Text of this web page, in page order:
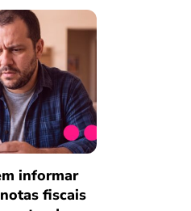
informar
fiscais